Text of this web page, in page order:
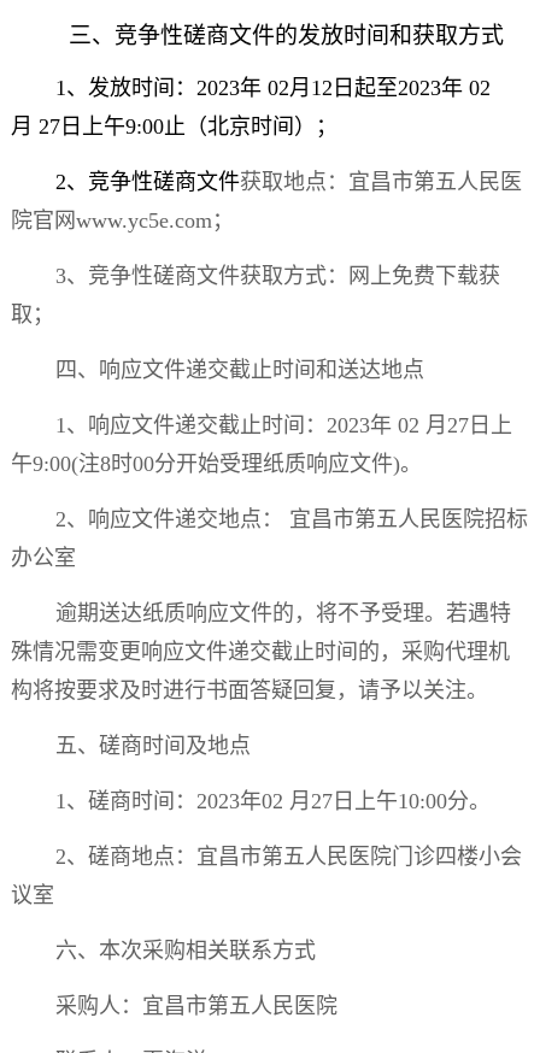
三、竞争性磋商文件的发放时间和获取方式
1、发放时间： 2023年02月 12 日起至2023年02
月 27日上午9:00止（北京时间）；
2、竞争性磋商文件获取地点：宜昌市第五人民医
院官网www.yc5e.com；
3、竞争性磋商文件获取方式：网上免费下载获
取；
四、响应文件递交截止时间和送达地点
1、响应文件递交截止时间： 2023年02 月 27日上
午9:00(注8时00分开始受理纸质响应文件)。
2、响应文件递交地点：
宜昌市第五人民医院招标
办公室
逾期送达纸质响应文件的，将不予受理。若遇特
殊情况需变更响应文件递交截止时间的，采购代理机
构将按要求及时进行书面答疑回复，请予以关注。
五、磋商时间及地点
1、磋商时间： 2023年02 月 27日上午10:00分。
2、磋商地点：宜昌市第五人民医院门诊四楼小会
议室
六、本次采购相关联系方式
采购人：宜昌市第五人民医院